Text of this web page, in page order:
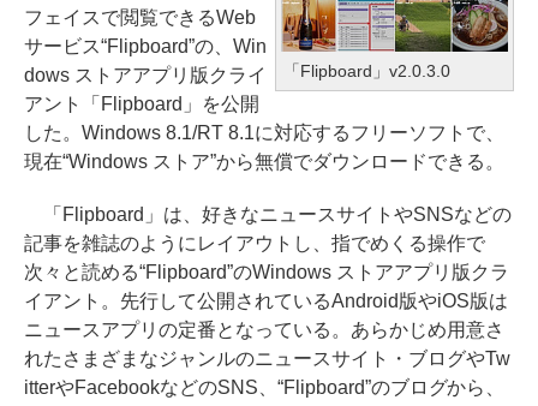
「Flipboard」v2.0.3.0
フェイスで閲覧できるWeb
サービス“Flipboard”の、Win
dows ストアアプリ版クライ
アント「Flipboard」を公開
した。Windows 8.1/RT 8.1に対応するフリーソフトで、
現在“Windows ストア”から無償でダウンロードできる。
「Flipboard」は、好きなニュースサイトやSNSなどの
記事を雑誌のようにレイアウトし、指でめくる操作で
次々と読める“Flipboard”のWindows ストアアプリ版クラ
イアント。先行して公開されているAndroid版やiOS版は
ニュースアプリの定番となっている。あらかじめ用意さ
れたさまざまなジャンルのニュースサイト・ブログやTw
itterやFacebookなどのSNS、“Flipboard”のブログから、